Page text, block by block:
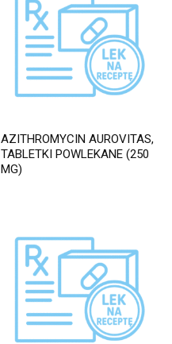
AZITHROMYCIN AUROVITAS,
TABLETKI POWLEKANE (250
MG)